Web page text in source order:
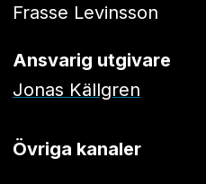
Frasse Levinsson
Ansvarig utgivare
Jonas Källgren
Övriga kanaler